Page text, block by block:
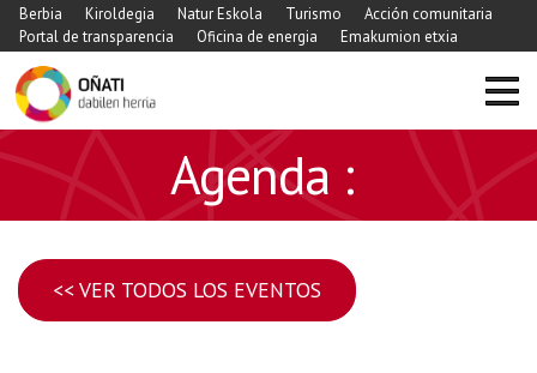
Berbia Kiroldegia Natur Eskola Turismo
Acción comunitaria
Portal de transparencia
Oficina de energia Emakumion etxia
Agenda :
<< VER TODOS LOS EVENTOS